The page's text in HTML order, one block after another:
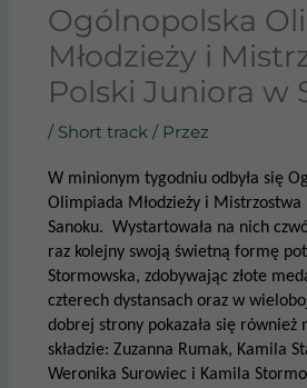
Ogólnopolska
Młodzieży i
Polski Juniora w
/ Short track/ Przez
W minionym tygodniu odbyła się
Olimpiada Młodzieży i Mistrzostwa
Sanoku. Wystartowała na nich
raz kolejny swoją świetną formę
Stormowska, zdobywając złote
czterech dystansach oraz w
dobrej strony pokazała się również
składzie: Zuzanna Rumak, Kamila
Weronika Surowiec i Kamila